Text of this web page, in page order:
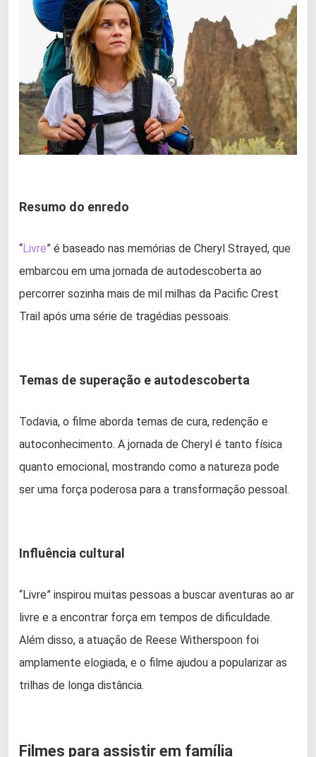
Resumo do enredo
“Livre” é baseado nas memórias de Cheryl Strayed, que
embarcou em uma jornada de autodescoberta ao
percorrer sozinha mais de mil milhas da Pacific Crest
Trail após uma série de tragédias pessoais.
Temas de superação e autodescoberta
Todavia, o filme aborda temas de cura, redenção e
autoconhecimento. A jornada de Cheryl é tanto física
quanto emocional, mostrando como a natureza pode
ser uma força poderosa para a transformação pessoal.
Influência cultural
“Livre” inspirou muitas pessoas a buscar aventuras ao ar
livre e a encontrar força em tempos de dificuldade.
Além disso, a atuação de Reese Witherspoon foi
amplamente elogiada, e o filme ajudou a popularizar as
trilhas de longa distância.
Filmes para assistir em família